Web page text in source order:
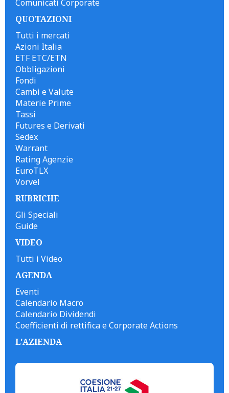
Comunicati Corporate
QUOTAZIONI
Tutti i mercati
Azioni Italia
ETF ETC/ETN
Obbligazioni
Fondi
Cambi e Valute
Materie Prime
Tassi
Futures e Derivati
Sedex
Warrant
Rating Agenzie
EuroTLX
Vorvel
RUBRICHE
Gli Speciali
Guide
VIDEO
Tutti i Video
AGENDA
Eventi
Calendario Macro
Calendario Dividendi
Coefficienti di rettifica e Corporate Actions
L'AZIENDA